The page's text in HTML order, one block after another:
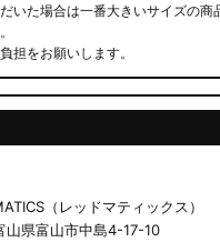
いた場合は一番大きいサイズの商
担をお願いします。
（レッドマティックス）
県富山市中島4-17-10